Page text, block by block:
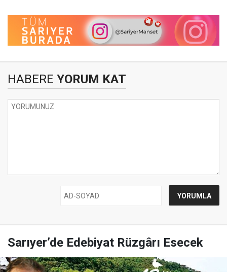
HABERE YORUM KAT
Sarıyer’de Edebiyat Rüzgârı Esecek